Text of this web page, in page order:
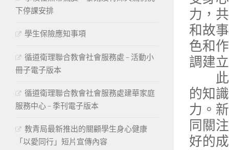
力，
和故
色和
調建
此
的知
力。
同關
好的
下停課安排
學生保險應知事項
循道衛理聯合教會社會服務處 – 活動小
冊子電子版本
循道衛理聯合教會社會服務處建華家庭
服務中心 – 季刊電子版本
教青局最新推出的關顧學生身心健康
「以愛同行」短片宣傳內容